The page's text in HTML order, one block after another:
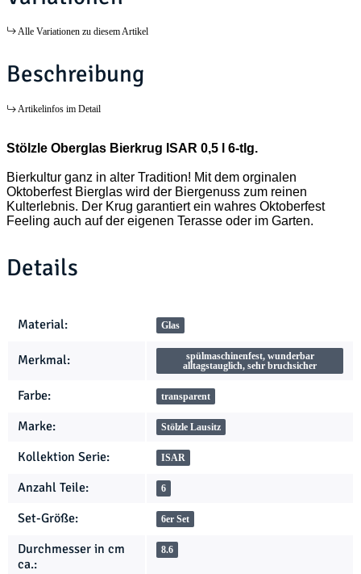
Alle Variationen zu diesem Artikel
Beschreibung
Artikelinfos im Detail
Stölzle Oberglas Bierkrug ISAR 0,5 l 6-tlg.
Bierkultur ganz in alter Tradition! Mit dem orginalen
Oktoberfest Bierglas wird der Biergenuss zum reinen
Kulterlebnis. Der Krug garantiert ein wahres Oktoberfest
Feeling auch auf der eigenen Terasse oder im Garten.
Details
Produkteigenschaft
Wert
Material: Glas
Merkmal:
spülmaschinenfest, wunderbar
alltagstauglich, sehr bruchsicher
Farbe: transparent
Marke: Stölzle Lausitz
Kollektion Serie: ISAR
Anzahl Teile: 6
Set-Größe: 6er Set
Durchmesser in cm
ca.:
8.6